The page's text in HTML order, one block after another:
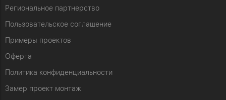
Региональное партнерство
Пользовательское соглашение
Примеры проектов
Оферта
Политика конфиденциальности
Замер проект монтаж